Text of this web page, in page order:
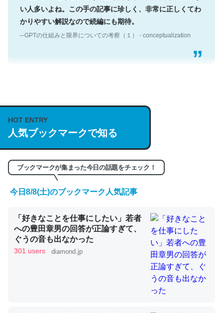
い人多いよね。この手の記事に珍しく、非常に正しくてわ
かりやすい解説なので続編にも期待。
─GPTの仕組みと限界についての考察（１） - conceptualization
説してる記事が少ないので貴重な良記事。/続編来た
https://isobe324649.hatenablog.com/entry/2023/03/27
/064121
─GPTの仕組みと限界についての考察（１） - conceptualization
くらい。小説でいう「ずっと前の伏線」は回収されないけ
ど、短期記憶というには多い分量。進化すればするほど分
かりやすく強くなりそう
HOT ENTRY
人気ブックマークで知る
ブックマークが集まった今日の話題をチェック！
今日8/8(土)のブックマーク人気記事
「好きなことを仕事にしたい」若者
への豊田章男の回答が正論すぎて、
ぐうの音も出なかった
301 users diamond.jp